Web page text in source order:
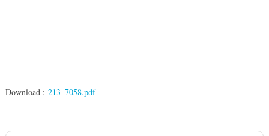
Download : 213_7058.pdf